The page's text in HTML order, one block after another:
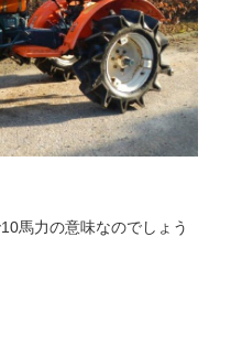
馬力の意味なのでしょう